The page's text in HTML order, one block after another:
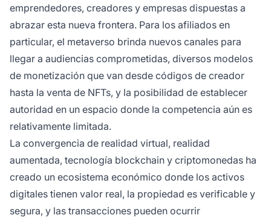
emprendedores, creadores y empresas dispuestas a
abrazar esta nueva frontera. Para los afiliados en
particular, el metaverso brinda nuevos canales para
llegar a audiencias comprometidas, diversos modelos
de monetización que van desde códigos de creador
hasta la venta de NFTs, y la posibilidad de establecer
autoridad en un espacio donde la competencia aún es
relativamente limitada.
La convergencia de realidad virtual, realidad
aumentada, tecnología blockchain y criptomonedas ha
creado un ecosistema económico donde los activos
digitales tienen valor real, la propiedad es verificable y
segura, y las transacciones pueden ocurrir